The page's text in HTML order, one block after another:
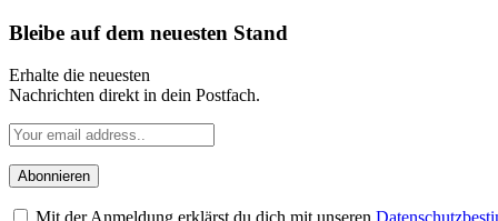
Bleibe auf dem neuesten Stand
Erhalte die neuesten
Nachrichten direkt in dein Postfach.